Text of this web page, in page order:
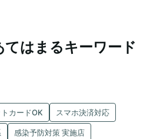
てはまるキーワード
カードOK スマホ決済対応
感染予防対策 実施店